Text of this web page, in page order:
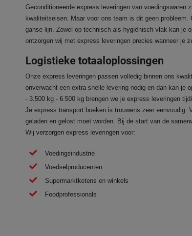
Geconditioneerde express leveringen van voedingswaren
kwaliteitseisen. Maar voor ons team is dit geen
ganse lijn. Zowel op technisch als hygiënisch vlak kan je
ontzorgen wij met express leveringen precies wanneer je
Logistieke totaaloplossingen
Onze express leveringen passen volledig binnen ons
onverwacht een extra snelle levering nodig en dan kan je
- 3.500 kg - 6.500 kg brengen we je express leveringen
Je express transport boeken is trouwens zeer eenvoudig.
geladen en gelost moet worden. Bij de start van de
Wij verzorgen express leveringen voor:
Voedingsindustrie
Voedselproducenten
Supermarktketens en winkels
Foodprofessionals